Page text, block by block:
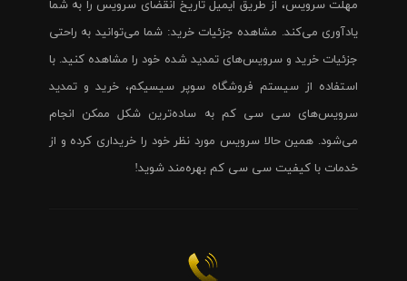
مهلت سرویس، از طریق ایمیل تاریخ انقضای سرویس را به شما
یادآوری می‌کند. مشاهده جزئیات خرید: شما می‌توانید به راحتی
جزئیات خرید و سرویس‌های تمدید شده خود را مشاهده کنید. با
استفاده از سیستم فروشگاه سوپر سیسیکم، خرید و تمدید
سرویس‌های سی سی کم به ساده‌ترین شکل ممکن انجام
می‌شود. همین حالا سرویس مورد نظر خود را خریداری کرده و از
خدمات با کیفیت سی سی کم بهره‌مند شوید!